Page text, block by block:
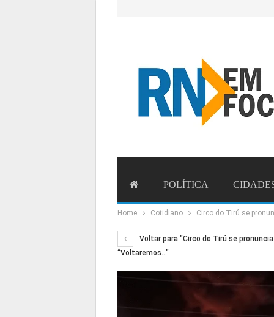
POLÍTICA
ESTADO BRASIL
Home Cotidiano Circo do Tirú se
Voltar para "Circo do Tirú se
“Voltaremos…"